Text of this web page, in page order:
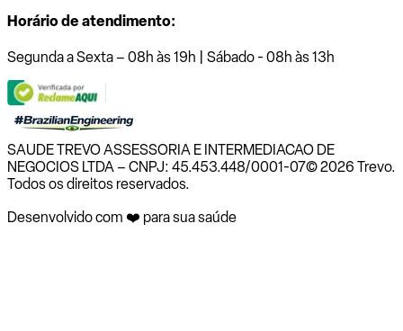
Horário de atendimento:
Segunda a Sexta – 08h às 19h | Sábado - 08h às 13h
SAUDE TREVO ASSESSORIA E INTERMEDIACAO DE
NEGOCIOS LTDA – CNPJ: 45.453.448/0001-07© 2026 Trevo.
Todos os direitos reservados.
Desenvolvido com ❤️ para sua saúde